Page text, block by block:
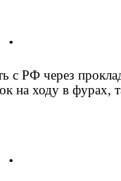
.
с РФ через
на ходу в фурах,
.